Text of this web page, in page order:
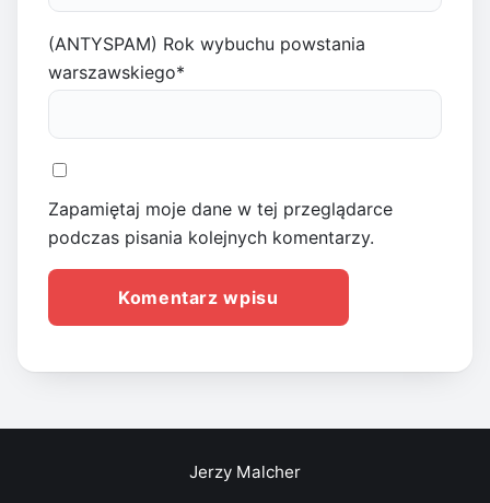
(ANTYSPAM) Rok wybuchu powstania
warszawskiego*
Zapamiętaj moje dane w tej przeglądarce
podczas pisania kolejnych komentarzy.
Jerzy Malcher